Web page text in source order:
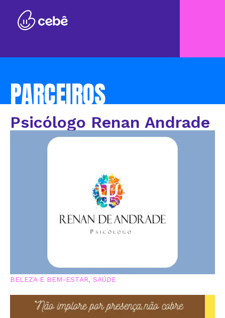
PARCEIROS
Psicólogo Renan Andrade
BELEZA E BEM-ESTAR, SAÚDE